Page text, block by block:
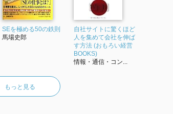
SEを極める50の鉄則
馬場史郎
自社サイトに驚くほど
人を集めて会社を伸ば
す方法 (おもろい経営
BOOKS)
情報・通信・コン...
もっと見る